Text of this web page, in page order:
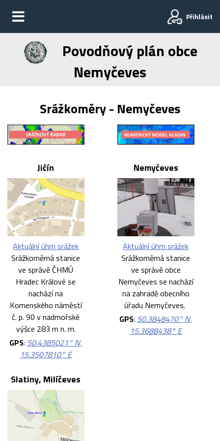
Přihlásit
Povodňový plán obce
Nemyčeves
Srážkoměry - Nemyčeves
Jičín
Aktuální úhrn srážek
Srážkoměrná stanice
ve správě ČHMÚ
Hradec Králové se
nachází na
Komenského náměstí
č. p. 90 v nadmořské
výšce 283 m n. m.
GPS: 50.4385021° N,
15.3507810° E
Nemyčeves
Aktuální úhrn srážek
Srážkoměrná stanice
ve správě obce
Nemyčeves se nachází
na zahradě obecního
úřadu Nemyčeves.
GPS: 50.3848470° N,
15.3688438° E
Slatiny, Milíčeves